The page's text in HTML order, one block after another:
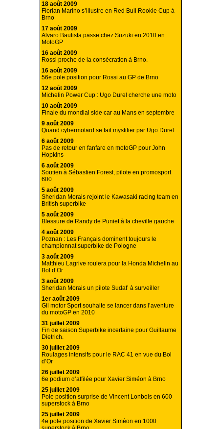
18 août 2009
Florian Marino s’illustre en Red Bull Rookie Cup à
Brno
17 août 2009
Alvaro Bautista passe chez Suzuki en 2010 en
MotoGP
16 août 2009
Rossi proche de la consécration à Brno.
16 août 2009
56e pole position pour Rossi au GP de Brno
12 août 2009
Michelin Power Cup : Ugo Durel cherche une moto
10 août 2009
Finale du mondial side car au Mans en septembre
9 août 2009
Quand cybermotard se fait mystifier par Ugo Durel
6 août 2009
Pas de retour en fanfare en motoGP pour John
Hopkins
6 août 2009
Soutien à Sébastien Forest, pilote en promosport
600
5 août 2009
Sheridan Morais rejoint le Kawasaki racing team en
British superbike
5 août 2009
Blessure de Randy de Puniet à la cheville gauche
4 août 2009
Poznan : Les Français dominent toujours le
championnat superbike de Pologne
3 août 2009
Matthieu Lagrive roulera pour la Honda Michelin au
Bol d’Or
3 août 2009
Sheridan Morais un pilote Sudaf’ à surveiller
1er août 2009
Gil motor Sport souhaite se lancer dans l’aventure
du motoGP en 2010
31 juillet 2009
Fin de saison Superbike incertaine pour Guillaume
Dietrich.
30 juillet 2009
Roulages intensifs pour le RAC 41 en vue du Bol
d’Or
26 juillet 2009
6e podium d’affilée pour Xavier Siméon à Brno
25 juillet 2009
Pole position surprise de Vincent Lonbois en 600
superstock à Brno
25 juillet 2009
4e pole position de Xavier Siméon en 1000